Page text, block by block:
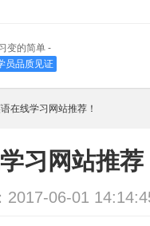
变的简单 -
员品质见证
在线学习网站推荐！
习网站推荐
2017-06-01